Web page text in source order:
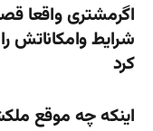
اگرمشتری واقعا
شرایط وامکاناتش
کرد
اینکه چه موقع